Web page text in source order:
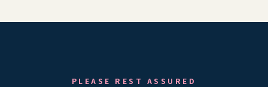
PLEASE REST ASSURED